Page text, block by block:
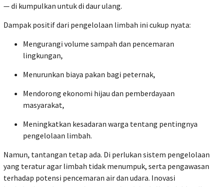
— di kumpulkan untuk di daur ulang.
Dampak positif dari pengelolaan limbah ini cukup nyata:
Mengurangi volume sampah dan pencemaran
lingkungan,
Menurunkan biaya pakan bagi peternak,
Mendorong ekonomi hijau dan pemberdayaan
masyarakat,
Meningkatkan kesadaran warga tentang pentingnya
pengelolaan limbah.
Namun, tantangan tetap ada. Di perlukan sistem pengelolaan
yang teratur agar limbah tidak menumpuk, serta pengawasan
terhadap potensi pencemaran air dan udara. Inovasi